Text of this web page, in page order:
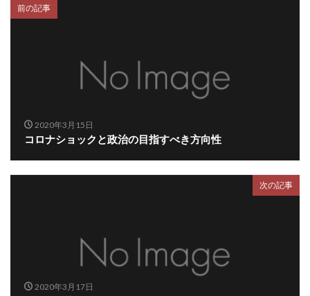
前の記事
2020年3月15日
コロナショックと政治の目指すべき方向性
次の記事
2020年3月17日